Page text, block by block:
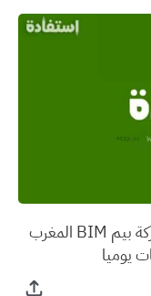
يهم الذكور والإناث.. الترشيح للعمل بشركة بيم BIM المغرب